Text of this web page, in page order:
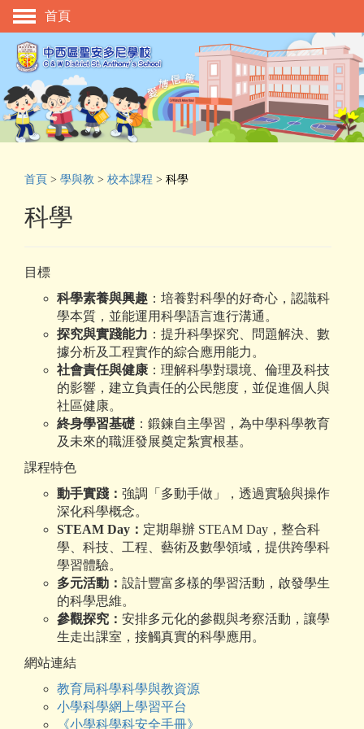
主頁
校慶活動
管理與組織
學與教
相片及影片
升中資訊
入學申請
家長教師會
校友會
首頁
首頁 > 學與教 > 校本課程 > 科學
科學
目標
科學素養與興趣 ：培養對科學的好奇心，認識科
學本質，並能運用科學語言進行溝通。
探究與實踐能力 ：提升科學探究、問題解決、數
據分析及工程實作的綜合應用能力。
社會責任與健康 ：理解科學對環境、倫理及科技
的影響，建立負責任的公民態度，並促進個人與
社區健康。
終身學習基礎 ：鍛鍊自主學習，為中學科學教育
及未來的職涯發展奠定紮實根基。
課程特色
動手實踐： 強調「多動手做」，透過實驗與操作
深化科學概念。
STEAM Day ： 定期舉辦 STEAM Day，整合科
學、科技、工程、藝術及數學領域，提供跨學科
學習體驗。
多元活動： 設計豐富多樣的學習活動，啟發學生
的科學思維。
參觀探究： 安排多元化的參觀與考察活動，讓學
生走出課室，接觸真實的科學應用。
網站連結
教育局科學科學與教資源
小學科學網上學習平台
《小學科學科安全手冊》